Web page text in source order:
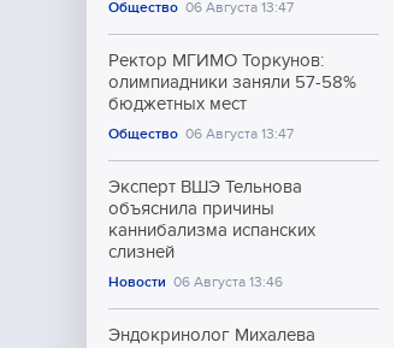
Общество 06 Августа 13:47
Ректор МГИМО Торкунов:
олимпиадники заняли 57-58%
бюджетных мест
Общество 06 Августа 13:47
Эксперт ВШЭ Тельнова
объяснила причины
каннибализма испанских
слизней
Новости 06 Августа 13:46
Эндокринолог Михалева